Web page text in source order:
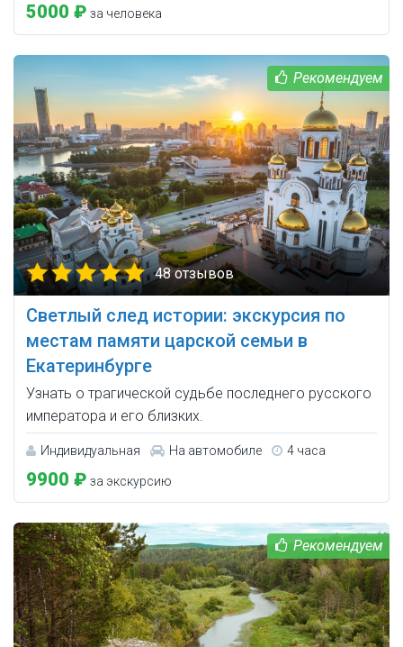
5000 ₽ за человека
48 отзывов
Светлый след истории: экскурсия по
местам памяти царской семьи в
Екатеринбурге
Узнать о трагической судьбе последнего русского
императора и его близких.
Индивидуальная На автомобиле 4 часа
9900 ₽ за экскурсию